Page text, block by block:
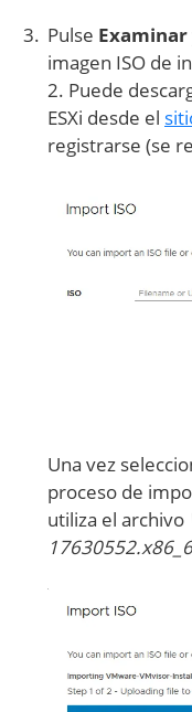
Pulse Examinar
imagen ISO de
2. Puede
ESXi desde el
registrarse (se
Una vez
proceso de
utiliza el archivo